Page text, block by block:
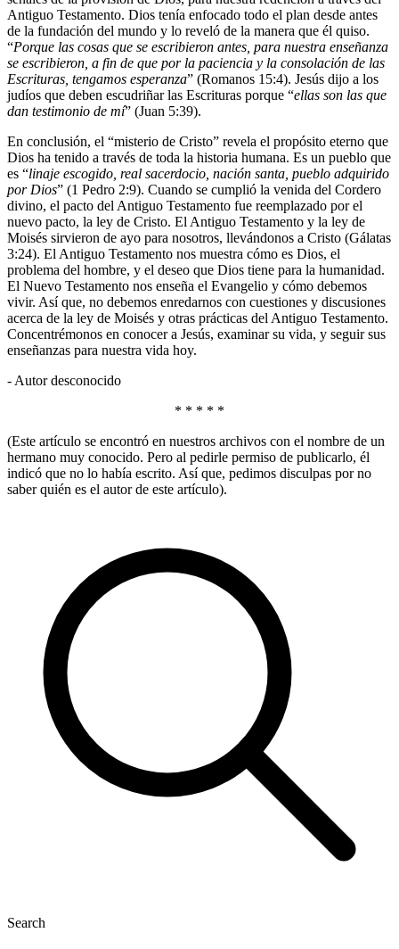
Antiguo Testamento. Dios tenía enfocado todo el plan desde antes
de la fundación del mundo y lo reveló de la manera que él quiso.
“Porque las cosas que se escribieron antes, para nuestra enseñanza
se escribieron, a fin de que por la paciencia y la consolación de las
Escrituras, tengamos esperanza” (Romanos 15:4). Jesús dijo a los
judíos que deben escudriñar las Escrituras porque “ellas son las que
dan testimonio de mí” (Juan 5:39).
En conclusión, el “misterio de Cristo” revela el propósito eterno que
Dios ha tenido a través de toda la historia humana. Es un pueblo que
es “linaje escogido, real sacerdocio, nación santa, pueblo adquirido
por Dios” (1 Pedro 2:9). Cuando se cumplió la venida del Cordero
divino, el pacto del Antiguo Testamento fue reemplazado por el
nuevo pacto, la ley de Cristo. El Antiguo Testamento y la ley de
Moisés sirvieron de ayo para nosotros, llevándonos a Cristo (Gálatas
3:24). El Antiguo Testamento nos muestra cómo es Dios, el
problema del hombre, y el deseo que Dios tiene para la humanidad.
El Nuevo Testamento nos enseña el Evangelio y cómo debemos
vivir. Así que, no debemos enredarnos con cuestiones y discusiones
acerca de la ley de Moisés y otras prácticas del Antiguo Testamento.
Concentrémonos en conocer a Jesús, examinar su vida, y seguir sus
enseñanzas para nuestra vida hoy.
- Autor desconocido
* * * * *
(Este artículo se encontró en nuestros archivos con el nombre de un
hermano muy conocido. Pero al pedirle permiso de publicarlo, él
indicó que no lo había escrito. Así que, pedimos disculpas por no
saber quién es el autor de este artículo).
Search